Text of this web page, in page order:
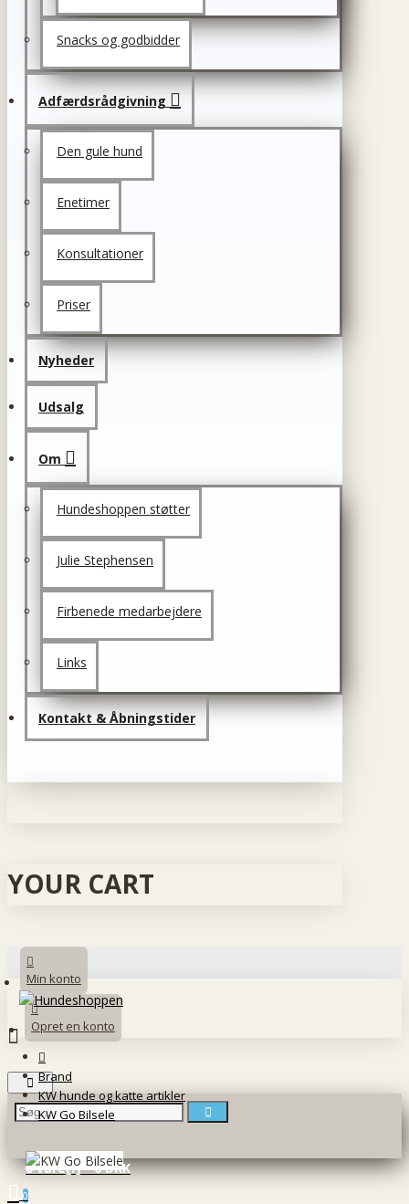
Snacks og godbidder
Adfærdsrådgivning
Den gule hund
Enetimer
Konsultationer
Priser
Nyheder
Udsalg
Om
Hundeshoppen støtter
Julie Stephensen
Firbenede medarbejdere
Links
Kontakt & Åbningstider
YOUR CART
Min konto
Opret en konto
0 vare(r) - 0 DKK
0
Brand
KW hunde og katte artikler
KW Go Bilsele